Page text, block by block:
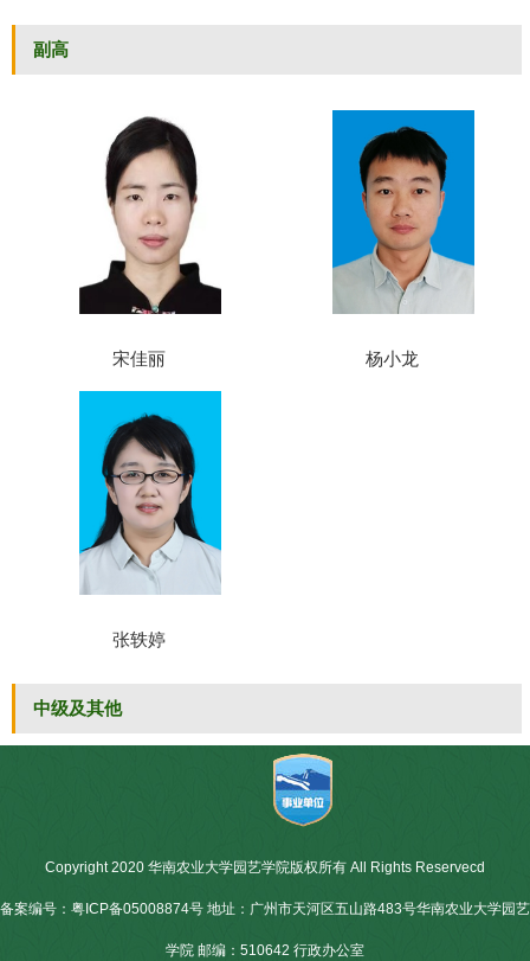
副高
宋佳丽 杨小龙
张轶婷
中级及其他
Copyright 2020 华南农业大学园艺学院版权所有 All Rights Reservecd
备案编号：粤ICP备05008874号 地址：广州市天河区五山路483号华南农业大学园艺
学院 邮编：510642 行政办公室